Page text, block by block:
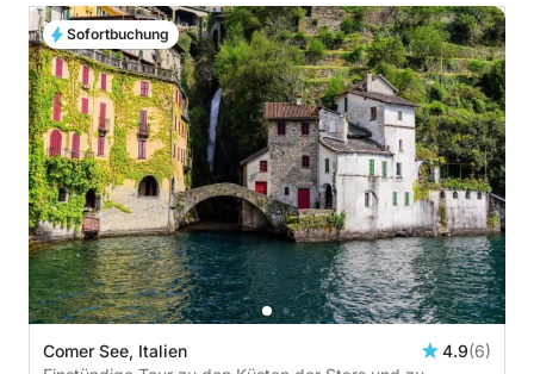
Comer See, Italien 4.9(6)
Sofortbuchung